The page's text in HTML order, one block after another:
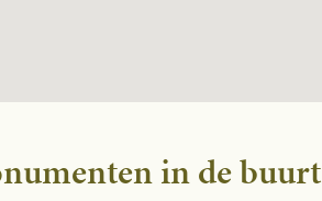
in de buurt